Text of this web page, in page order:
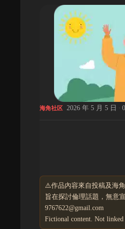
海角社区 2026 年 5 月 5 日 ·
⚠️作品內容來自投稿及海
旨在探討倫理話題，無意
9767622@gmail.com
Fictional content. Not